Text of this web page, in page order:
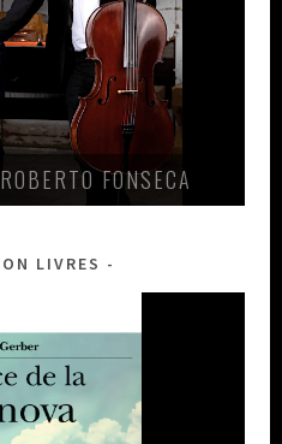
FONSECA
LIVRES